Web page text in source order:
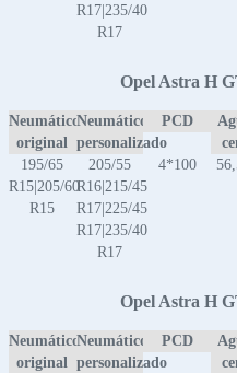
R17|235/40
R17
Opel Astra H
Neumático
original
Neumático
personalizado
PCD
195/65
R15|205/60
R15
205/55
R16|215/45
R17|225/45
R17|235/40
R17
4*100
Opel Astra H
Neumático
original
Neumático
personalizado
PCD